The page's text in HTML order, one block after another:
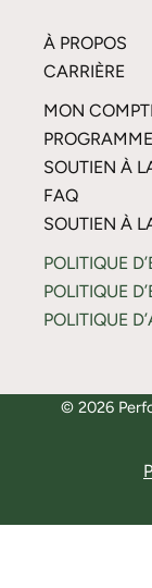
À PROPOS
CARRIÈRE
MON
SOUTIEN À
FAQ
SOUTIEN À
POLITIQUE
POLITIQUE
POLITIQUE
© 2026